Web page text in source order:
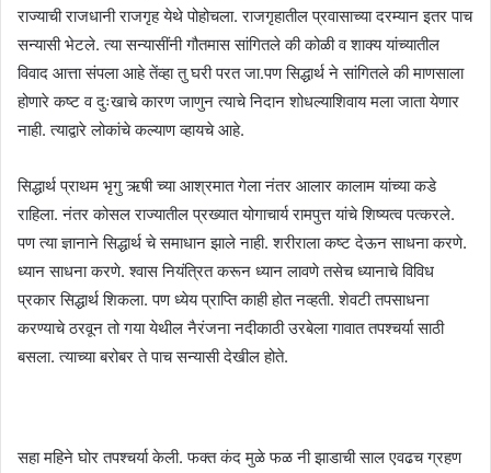
राज्याची राजधानी राजगृह येथे पोहोचला. राजगृहातील प्रवासाच्या दरम्यान इतर पाच
सन्यासी भेटले. त्या सन्यासींनी गौतमास सांगितले की कोळी व शाक्य यांच्यातील
विवाद आत्ता संपला आहे तेंव्हा तु घरी परत जा.पण सिद्धार्थ ने सांगितले की माणसाला
होणारे कष्ट व दुःखाचे कारण जाणुन त्याचे निदान शोधल्याशिवाय मला जाता येणार
नाही. त्याद्वारे लोकांचे कल्याण व्हायचे आहे.
सिद्धार्थ प्राथम भृगु ऋषी च्या आश्रमात गेला नंतर आलार कालाम यांच्या कडे
राहिला. नंतर कोसल राज्यातील प्रख्यात योगाचार्य रामपुत्त यांचे शिष्यत्व पत्करले.
पण त्या ज्ञानाने सिद्धार्थ चे समाधान झाले नाही. शरीराला कष्ट देऊन साधना करणे.
ध्यान साधना करणे. श्‍वास नियंत्रित करून ध्यान लावणे तसेच ध्यानाचे विविध
प्रकार सिद्धार्थ शिकला. पण ध्येय प्राप्ति काही होत नव्हती. शेवटी तपसाधना
करण्याचे ठरवून तो गया येथील नैरंजना नदीकाठी उरबेला गावात तपश्चर्या साठी
बसला. त्याच्या बरोबर ते पाच सन्यासी देखील होते.
सहा महिने घोर तपश्चर्या केली. फक्त कंद मुळे फळ नी झाडाची साल एवढच ग्रहण